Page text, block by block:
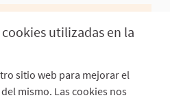
utilizadas en la
sitio web para mejorar el
mismo. Las cookies nos